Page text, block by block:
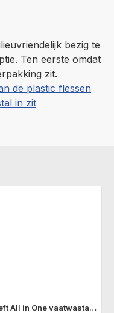
bezig te
Ten eerste omdat
zit.
de plastic flessen
in zit
Dreft All in One vaatwastabs Originals